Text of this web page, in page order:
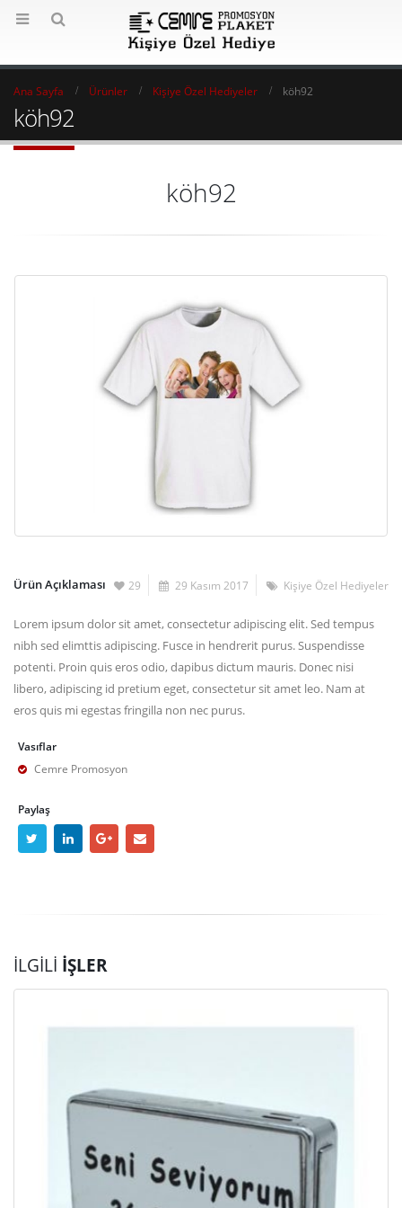
Ana Sayfa Ürünler Kişiye Özel Hediyeler köh92
köh92
köh92
Ürün Açıklaması 29 29 Kasım 2017 Kişiye Özel Hediyeler
Lorem ipsum dolor sit amet, consectetur adipiscing elit. Sed tempus
nibh sed elimttis adipiscing. Fusce in hendrerit purus. Suspendisse
potenti. Proin quis eros odio, dapibus dictum mauris. Donec nisi
libero, adipiscing id pretium eget, consectetur sit amet leo. Nam at
eros quis mi egestas fringilla non nec purus.
Vasıflar
Cemre Promosyon
Paylaş
İLGILI İŞLER